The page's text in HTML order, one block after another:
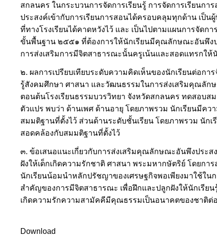
สกลนคร ในกระบวนการจัดการเรียนรู้ การจัดการเรียน
ประสงค์เข้ากับการเรียนการสอนได้ครอบคลุมทุกด้าน เป็น
ที่ทางโรงเรียนได้คาดหวังไว้ และ เป็นไปตามแผนการจัด
ขั้นพื้นฐาน ๒๕๕๑ ที่ต้องการให้นักเรียนมีคุณลักษณะอันพึง
การส่งเสริมการมีจิตสาธารณะนั้นครูเน้นและสอดแทรกให้
๒. ผลการเปรียบเทียบระดับความคิดเห็นของนักเรียนต่อกา
รู้สังคมศึกษา ศาสนา และวัฒนธรรมในการส่งเสริมคุณลัก
ตอนต้นโรงเรียนธรรมบวรวิทยา จังหวัดสกลนคร ทดสอบส
ตัวแปร พบว่า ด้านเพศ ด้านอายุ โดยภาพรวม นักเรียนมีคว
สมมติฐานที่ตั้งไว้ ส่วนด้านระดับชั้นเรียน โดยภาพรวม นัก
สอดคล้องกับสมมติฐานที่ตั้งไว้
๓. ข้อเสนอแนะเกี่ยวกับการส่งเสริมคุณลักษณะอันพึงประ
ฝังให้เด็กเกิดความรักชาติ ศาสนา พระมหากษัตริย์ โดยกา
นักเรียนน้อมนำหลักปรัชญาของเศรษฐกิจพอเพียงมาใช้ใน
สำคัญของการมีจิตสาธารณะ เพื่อฝึกและปลูกฝังให้นักเรีย
เกิดความรักความสามัคคีมีคุณธรรมเป็นอนาคตของชาติต่
Download